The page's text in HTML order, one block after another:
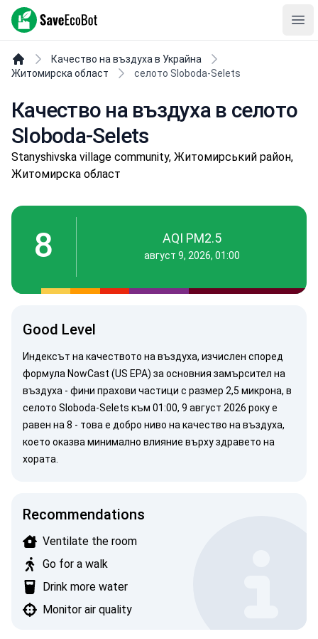
SaveEcoBot
Качество на въздуха в Украйна
Житомирска област
селото Sloboda-Selets
Качество на въздуха в селото
Sloboda-Selets
Stanyshivska village community, Житомирський район,
Житомирска област
8 AQI PM2.5
август 9, 2026, 01:00
Good Level
Индексът на качеството на въздуха, изчислен според
формула NowCast (US EPA) за основния замърсител на
въздуха - фини прахови частици с размер 2,5 микрона, в
селото Sloboda-Selets към 01:00, 9 август 2026 року е
равен на 8 - това е добро ниво на качество на въздуха,
което оказва минимално влияние върху здравето на
хората.
Recommendations
Ventilate the room
Go for a walk
Drink more water
Monitor air quality